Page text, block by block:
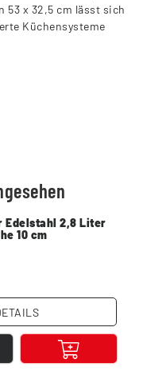
53 x 32,5 cm lässt sich
Küchensysteme
Edelstahl 2,8 Liter
10 cm